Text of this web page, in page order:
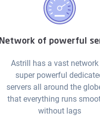
Network of powerful
Astrill has a vast
super powerful
servers all around the
that everything runs
without lags